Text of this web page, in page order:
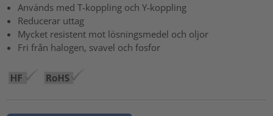
Används med T-koppling och Y-koppling
Reducerar uttag
Mycket resistent mot lösningsmedel och oljor
Fri från halogen, svavel och fosfor